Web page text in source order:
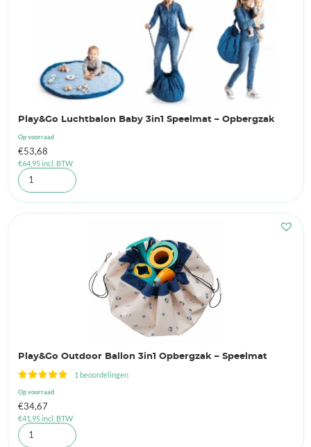
Play&Go Luchtbalon Baby 3in1 Speelmat – Opbergzak
Op voorraad
€53,68
€64,95incl. BTW
Play&Go Outdoor Ballon 3in1 Opbergzak – Speelmat
1 beoordelingen
Op voorraad
€34,67
€41,95incl. BTW